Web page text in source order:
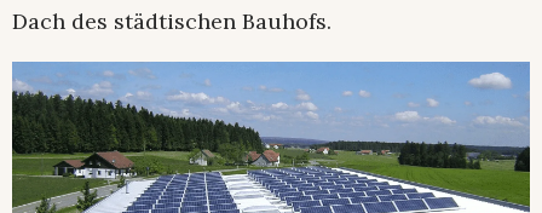
Dach des städtischen Bauhofs.